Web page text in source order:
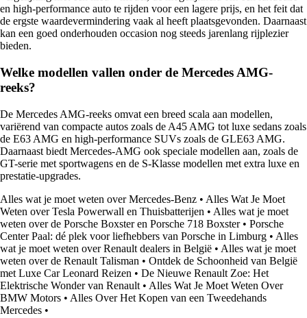
en high-performance auto te rijden voor een lagere prijs, en het feit dat
de ergste waardevermindering vaak al heeft plaatsgevonden. Daarnaast
kan een goed onderhouden occasion nog steeds jarenlang rijplezier
bieden.
Welke modellen vallen onder de Mercedes AMG-
reeks?
De Mercedes AMG-reeks omvat een breed scala aan modellen,
variërend van compacte autos zoals de A45 AMG tot luxe sedans zoals
de E63 AMG en high-performance SUVs zoals de GLE63 AMG.
Daarnaast biedt Mercedes-AMG ook speciale modellen aan, zoals de
GT-serie met sportwagens en de S-Klasse modellen met extra luxe en
prestatie-upgrades.
Alles wat je moet weten over Mercedes-Benz • Alles Wat Je Moet
Weten over Tesla Powerwall en Thuisbatterijen • Alles wat je moet
weten over de Porsche Boxster en Porsche 718 Boxster• Porsche
Center Paal: dé plek voor liefhebbers van Porsche in Limburg • Alles
wat je moet weten over Renault dealers in België • Alles wat je moet
weten over de Renault Talisman • Ontdek de Schoonheid van België
met Luxe Car Leonard Reizen • De Nieuwe Renault Zoe: Het
Elektrische Wonder van Renault • Alles Wat Je Moet Weten Over
BMW Motors • Alles Over Het Kopen van een Tweedehands
Mercedes •